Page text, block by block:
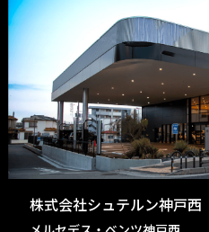
株式会社シュテルン神戸西